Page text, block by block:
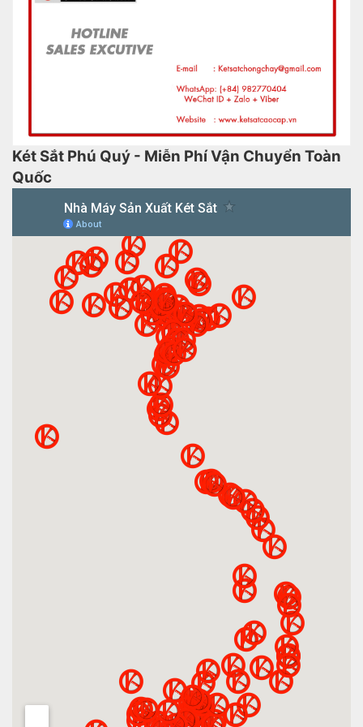
Két Sắt Phú Quý - Miễn Phí Vận Chuyển Toàn
Quốc